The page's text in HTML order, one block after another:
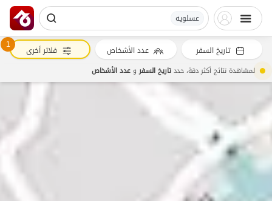
عسلویه
تاريخ السفر عدد الأشخاص 1 فلاتر أخرى
لمشاهدة نتائج أكثر دقة، حددتاريخ السفروعدد الأشخاص